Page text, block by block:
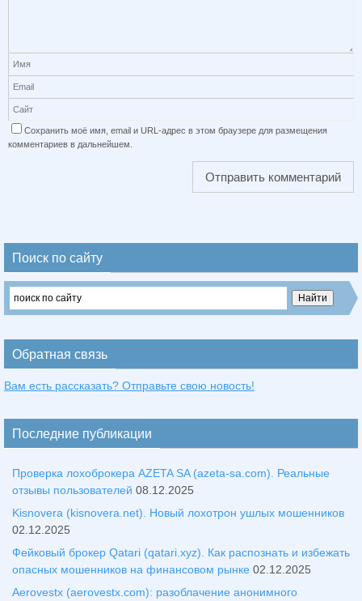
Сохранить моё имя, email и URL-адрес в этом браузере для размещения
комментариев в дальнейшем.
Поиск по сайту
Обратная связь
Вам есть рассказать? Отправьте свою новость!
Последние публикации
Проверка лохоброкера AZETA SA (azeta-sa.com). Реальные
отзывы пользователей 08.12.2025
Kisnovera (kisnovera.net). Новый лохотрон ушлых мошенников
02.12.2025
Фейковый брокер Qatari (qatari.xyz). Как распознать и избежать
опасных мошенников на финансовом рынке 02.12.2025
Aerovestx (aerovestx.com): разоблачение анонимного